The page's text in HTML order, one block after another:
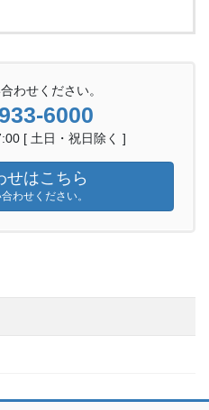
わせください。
6000
[ 土日・祝日除く ]
せはこちら
わせください。